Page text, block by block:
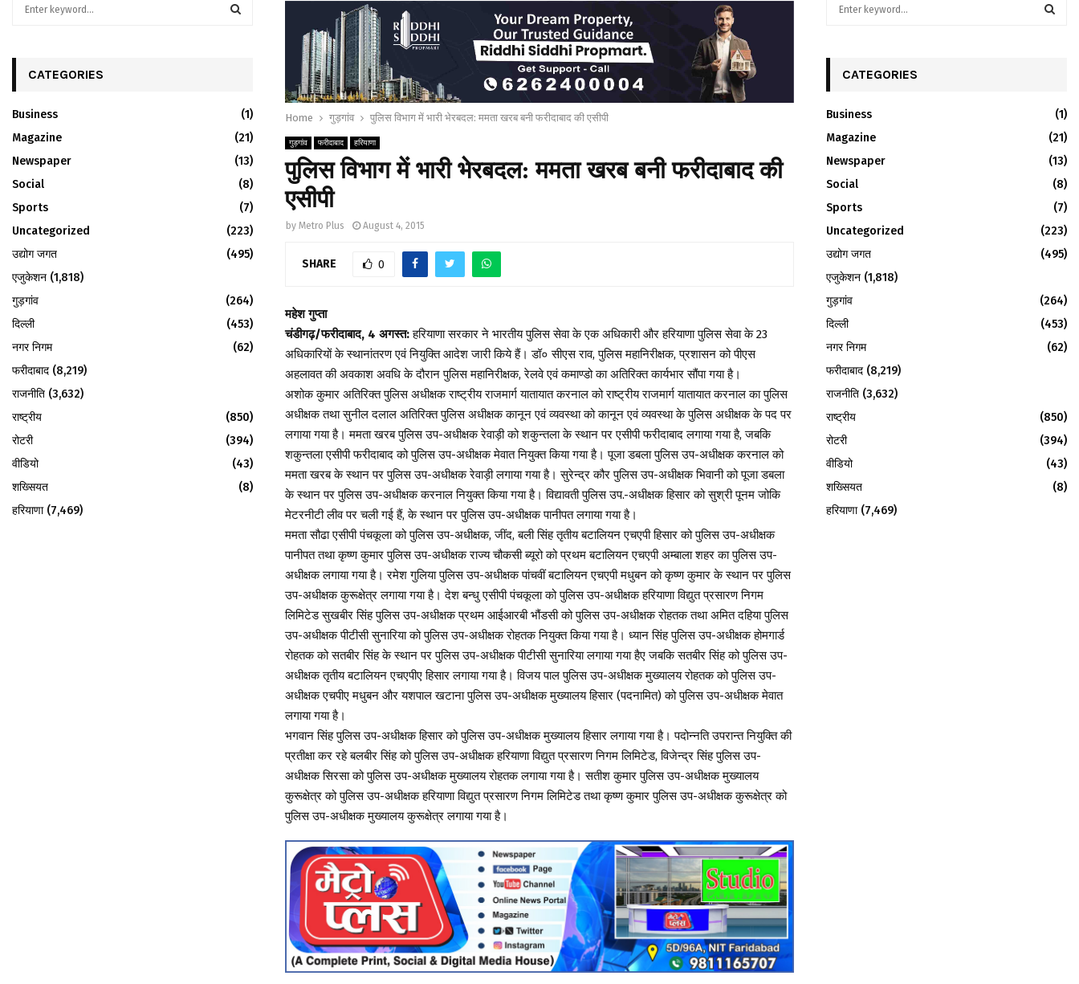
Home गुड़गांव पुलिस विभाग में भारी भेरबदल: ममता खरब बनी फरीदाबाद की एसीपी
गुड़गांव फरीदाबाद हरियाणा
पुलिस विभाग में भारी भेरबदल: ममता खरब बनी फरीदाबाद की
एसीपी
by Metro Plus August 4, 2015
SHARE 0
महेश गुप्ता
चंडीगढ़/फरीदाबाद, 4 अगस्त:हरियाणा सरकार ने भारतीय पुलिस सेवा के एक अधिकारी और हरियाणा पुलिस सेवा के 23
अधिकारियों के स्थानांतरण एवं नियुक्ति आदेश जारी किये हैं। डॉ० सीएस राव, पुलिस महानिरीक्षक, प्रशासन को पीएस
अहलावत की अवकाश अवधि के दौरान पुलिस महानिरीक्षक, रेलवे एवं कमाण्डो का अतिरिक्त कार्यभार सौंपा गया है।
अशोक कुमार अतिरिक्त पुलिस अधीक्षक राष्ट्रीय राजमार्ग यातायात करनाल को राष्ट्रीय राजमार्ग यातायात करनाल का पुलिस
अधीक्षक तथा सुनील दलाल अतिरिक्त पुलिस अधीक्षक कानून एवं व्यवस्था को कानून एवं व्यवस्था के पुलिस अधीक्षक के पद पर
लगाया गया है। ममता खरब पुलिस उप-अधीक्षक रेवाड़ी को शकुन्तला के स्थान पर एसीपी फरीदाबाद लगाया गया है, जबकि
शकुन्तला एसीपी फरीदाबाद को पुलिस उप-अधीक्षक मेवात नियुक्त किया गया है। पूजा डबला पुलिस उप-अधीक्षक करनाल को
ममता खरब के स्थान पर पुलिस उप-अधीक्षक रेवाड़ी लगाया गया है। सुरेन्द्र कौर पुलिस उप-अधीक्षक भिवानी को पूजा डबला
के स्थान पर पुलिस उप-अधीक्षक करनाल नियुक्त किया गया है। विद्यावती पुलिस उप.-अधीक्षक हिसार को सुश्री पूनम जोकि
मेटरनीटी लीव पर चली गई हैं, के स्थान पर पुलिस उप-अधीक्षक पानीपत लगाया गया है।
ममता सौढा एसीपी पंचकूला को पुलिस उप-अधीक्षक, जींद, बली सिंह तृतीय बटालियन एचएपी हिसार को पुलिस उप-अधीक्षक
पानीपत तथा कृष्ण कुमार पुलिस उप-अधीक्षक राज्य चौकसी ब्यूरो को प्रथम बटालियन एचएपी अम्बाला शहर का पुलिस उप-
अधीक्षक लगाया गया है। रमेश गुलिया पुलिस उप-अधीक्षक पांचवीं बटालियन एचएपी मधुबन को कृष्ण कुमार के स्थान पर पुलिस
उप-अधीक्षक कुरूक्षेत्र लगाया गया है। देश बन्धु एसीपी पंचकूला को पुलिस उप-अधीक्षक हरियाणा विद्युत प्रसारण निगम
लिमिटेड सुखबीर सिंह पुलिस उप-अधीक्षक प्रथम आईआरबी भौंडसी को पुलिस उप-अधीक्षक रोहतक तथा अमित दहिया पुलिस
उप-अधीक्षक पीटीसी सुनारिया को पुलिस उप-अधीक्षक रोहतक नियुक्त किया गया है। ध्यान सिंह पुलिस उप-अधीक्षक होमगार्ड
रोहतक को सतबीर सिंह के स्थान पर पुलिस उप-अधीक्षक पीटीसी सुनारिया लगाया गया हैए जबकि सतबीर सिंह को पुलिस उप-
अधीक्षक तृतीय बटालियन एचएपीए हिसार लगाया गया है। विजय पाल पुलिस उप-अधीक्षक मुख्यालय रोहतक को पुलिस उप-
अधीक्षक एचपीए मधुबन और यशपाल खटाना पुलिस उप-अधीक्षक मुख्यालय हिसार (पदनामित) को पुलिस उप-अधीक्षक मेवात
लगाया गया है।
भगवान सिंह पुलिस उप-अधीक्षक हिसार को पुलिस उप-अधीक्षक मुख्यालय हिसार लगाया गया है। पदोन्नति उपरान्त नियुक्ति की
प्रतीक्षा कर रहे बलबीर सिंह को पुलिस उप-अधीक्षक हरियाणा विद्युत प्रसारण निगम लिमिटेड, विजेन्द्र सिंह पुलिस उप-
अधीक्षक सिरसा को पुलिस उप-अधीक्षक मुख्यालय रोहतक लगाया गया है। सतीश कुमार पुलिस उप-अधीक्षक मुख्यालय
कुरूक्षेत्र को पुलिस उप-अधीक्षक हरियाणा विद्युत प्रसारण निगम लिमिटेड तथा कृष्ण कुमार पुलिस उप-अधीक्षक कुरूक्षेत्र को
पुलिस उप-अधीक्षक मुख्यालय कुरूक्षेत्र लगाया गया है।
o
r
:
R
C
CATEGORIES
Business
(1)
Magazine
(21)
Newspaper
(13)
Social
(8)
Sports
(7)
Uncategorized
(223)
उद्योग जगत
(495)
एजुकेशन (1,818)
गुड़गांव
(264)
दिल्ली
(453)
नगर निगम
(62)
फरीदाबाद (8,219)
राजनीति (3,632)
राष्ट्रीय
(850)
रोटरी
(394)
वीडियो
(43)
शख्सियत
(8)
हरियाणा(7,469)
o
r
:
R
C
CATEGORIES
Business
(1)
Magazine
(21)
Newspaper
(13)
Social
(8)
Sports
(7)
Uncategorized
(223)
उद्योग जगत
(495)
एजुकेशन (1,818)
गुड़गांव
(264)
दिल्ली
(453)
नगर निगम
(62)
फरीदाबाद (8,219)
राजनीति (3,632)
राष्ट्रीय
(850)
रोटरी
(394)
वीडियो
(43)
शख्सियत
(8)
हरियाणा(7,469)